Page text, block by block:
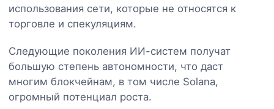
использования сети, которые не относятся к
торговле и спекуляциям.
Следующие поколения ИИ-систем получат
большую степень автономности, что даст
многим блокчейнам, в том числе Solana,
огромный потенциал роста.